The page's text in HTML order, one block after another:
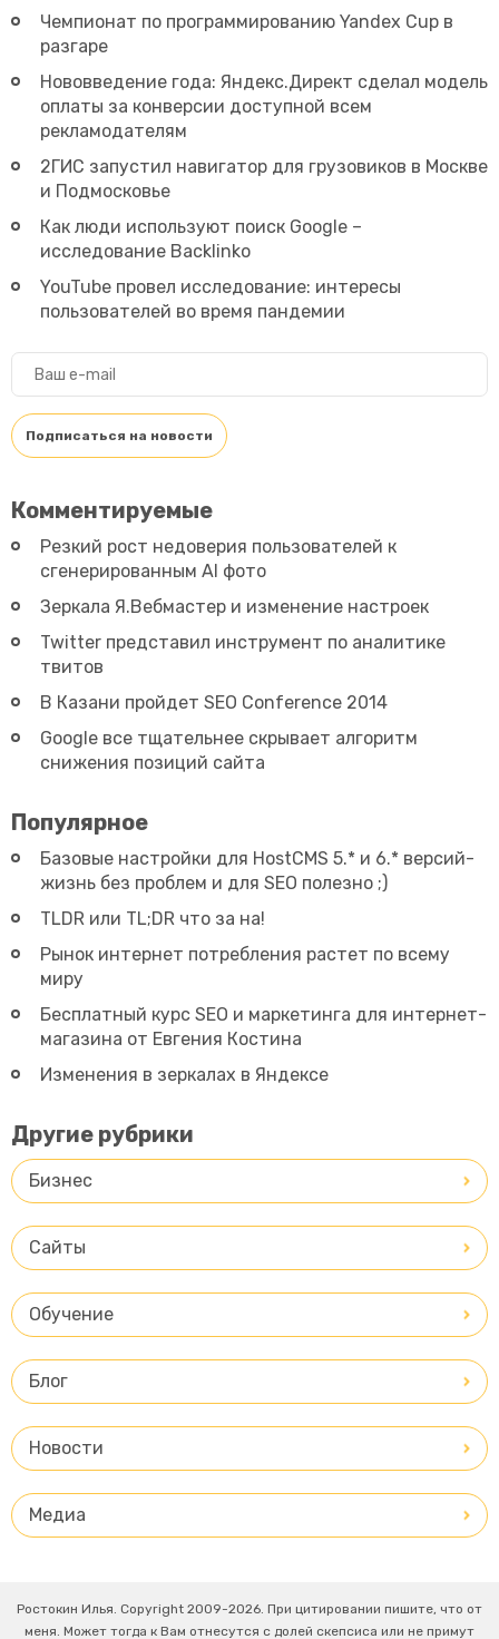
Чемпионат по программированию Yandex Cup в
разгаре
Нововведение года: Яндекс.Директ сделал модель
оплаты за конверсии доступной всем
рекламодателям
2ГИС запустил навигатор для грузовиков в Москве
и Подмосковье
Как люди используют поиск Google –
исследование Backlinko
YouTube провел исследование: интересы
пользователей во время пандемии
Комментируемые
Резкий рост недоверия пользователей к
сгенерированным AI фото
Зеркала Я.Вебмастер и изменение настроек
Twitter представил инструмент по аналитике
твитов
В Казани пройдет SEO Conference 2014
Google все тщательнее скрывает алгоритм
снижения позиций сайта
Популярное
Базовые настройки для HostCMS 5.* и 6.* версий-
жизнь без проблем и для SEO полезно ;)
TLDR или TL;DR что за на!
Рынок интернет потребления растет по всему
миру
Бесплатный курс SEO и маркетинга для интернет-
магазина от Евгения Костина
Изменения в зеркалах в Яндексе
Другие рубрики
Бизнес
Сайты
Обучение
Блог
Новости
Медиа
Ростокин Илья. Copyright 2009-2026. При цитировании пишите, что от
меня. Может тогда к Вам отнесутся с долей скепсиса или не примут
Бизнес
Обо мне